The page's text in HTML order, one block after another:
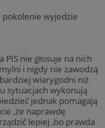
pokolenie wyjedzie
PIS nie głosuje na nich
i nigdy nie zawodzą
wiarygodni niż
sytuacjach wykonują
jednak pomagają
,że naprawdę
lepiej ,bo prawda